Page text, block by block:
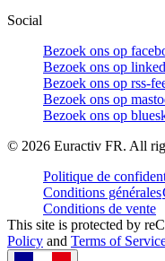
Social
Bezoek ons op
Bezoek ons op
Bezoek ons op rss-
Bezoek ons op
Bezoek ons op
© 2026 Euractiv FR. All
Politique de
Conditions générales
Conditions de vente
This site is protected by
Policy and Terms of